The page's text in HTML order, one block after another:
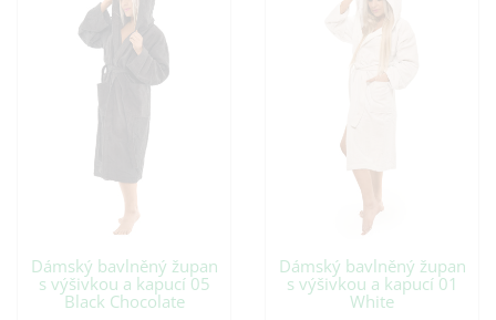
Dámský bavlněný župan
s výšivkou a kapucí 05
Black Chocolate
Dámský bavlněný župan
s výšivkou a kapucí 01
White